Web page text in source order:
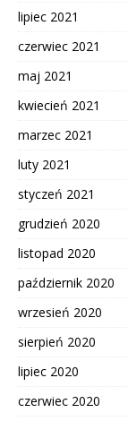
lipiec 2021
czerwiec 2021
maj 2021
kwiecień 2021
marzec 2021
luty 2021
styczeń 2021
grudzień 2020
listopad 2020
październik 2020
wrzesień 2020
sierpień 2020
lipiec 2020
czerwiec 2020